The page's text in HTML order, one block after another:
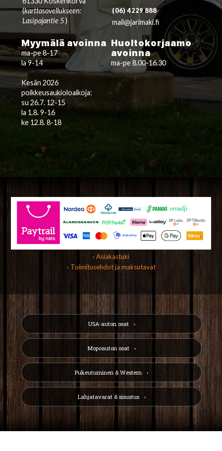
(karttasovellukseen:
Lasipajantie 5)
(06) 4229 888
mail@jarimaki.fi
Myymälä avoinna
ma-pe 8-17
la 9-14
Kesän 2026
poikkeusaukioloaikoja:
su 26.7. 12-15
la 1.8. 9-16
ke 12.8. 8-18
Huoltokorjaamo
avoinna
ma-pe 8.00-16.30
› Asiakastuki
› Toimitusehdot ja maksutavat
USA-auton osat
Mopoauton osat
Pukeutuminen & Western
Lahjatavarat & sisustus